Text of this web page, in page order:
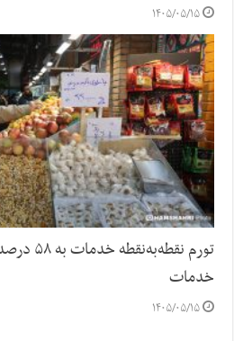
۱۴۰۵/۰۵/۱۵
تورم
خدمات
۱۴۰۵/۰۵/۱۵